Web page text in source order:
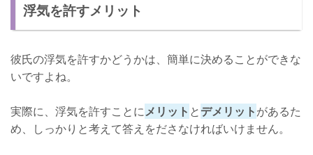
浮気を許すメリット
彼氏の浮気を許すかどうかは、簡単に決めることができな
いですよね。
実際に、浮気を許すことにメリット とデメリットがあるた
め、しっかりと考えて答えをださなければいけません。